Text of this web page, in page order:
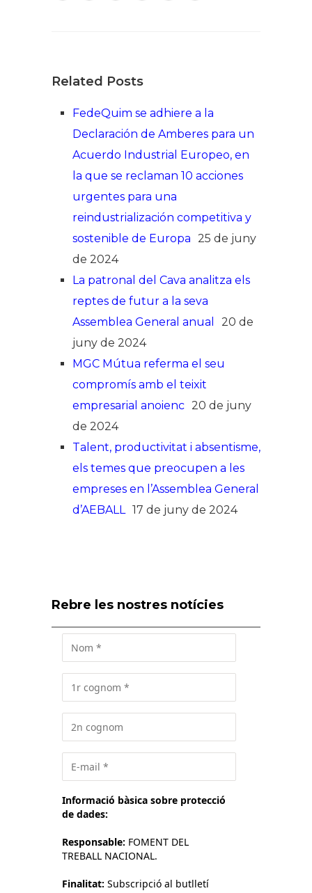
Related Posts
FedeQuim se adhiere a la
Declaración de Amberes para un
Acuerdo Industrial Europeo, en
la que se reclaman 10 acciones
urgentes para una
reindustrialización competitiva y
sostenible de Europa 25 de juny
de 2024
La patronal del Cava analitza els
reptes de futur a la seva
Assemblea General anual
20 de
juny de 2024
MGC Mútua referma el seu
compromís amb el teixit
empresarial anoienc 20 de juny
de 2024
Talent, productivitat i absentisme,
els temes que preocupen a les
empreses en l’Assemblea General
d’AEBALL 17 de juny de 2024
Rebre les nostres notícies
Informació bàsica sobre protecció
de dades:
Responsable: FOMENT DEL
TREBALL NACIONAL.
Finalitat: Subscripció al butlletí